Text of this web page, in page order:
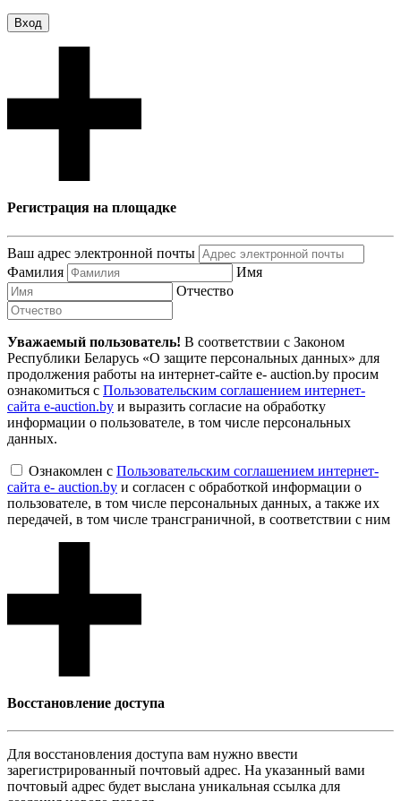
Вход
Регистрация на площадке
Ваш адрес электронной почты
Фамилия
Имя
Отчество
Уважаемый пользователь! В соответствии с Законом
Республики Беларусь «О защите персональных данных» для
продолжения работы на интернет-сайте e- auction.by просим
ознакомиться с Пользовательским соглашением интернет-
сайта e-auction.by и выразить согласие на обработку
информации о пользователе, в том числе персональных
данных.
Ознакомлен с Пользовательским соглашением интернет-
сайта e- auction.by и согласен с обработкой информации о
пользователе, в том числе персональных данных, а также их
передачей, в том числе трансграничной, в соответствии с ним
Восcтановление доступа
Для восcтановления доступа вам нужно ввести
зарегистрированный почтовый адрес. На указанный вами
почтовый адрес будет выслана уникальная ссылка для